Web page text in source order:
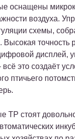
оснащены
воздуха.
схемы,
точность
дисплей,
это создаёт
птичьего
стоят